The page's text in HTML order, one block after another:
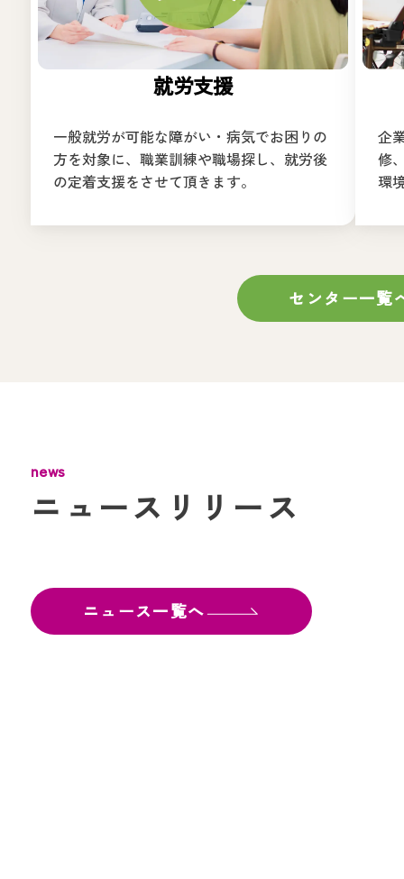
就労支援
一般就労が可能な障がい・病気でお困りの
方を対象に、職業訓練や職場探し、就労後
の定着支援をさせて頂きます。
企
修
環
センター一覧
news
ニュースリリース
ニュース一覧へ